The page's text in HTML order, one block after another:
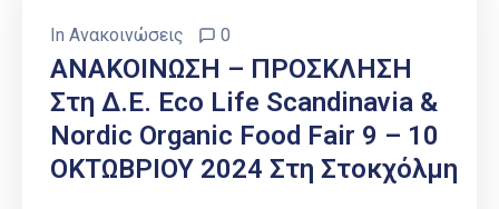
In Ανακοινώσεις 0
ΑΝΑΚΟΙΝΩΣΗ – ΠΡΟΣΚΛΗΣΗ
Στη Δ.Ε. Eco Life Scandinavia &
Nordic Organic Food Fair 9 – 10
ΟΚΤΩΒΡΙΟΥ 2024 Στη Στοκχόλμη